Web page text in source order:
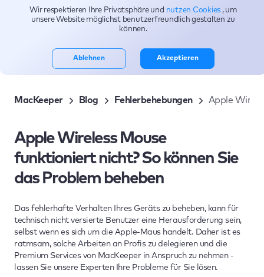
Themen
MacKeeper Blog Fehlerbehebungen Apple
Apple Wireless Mouse
funktioniert nicht? So können Sie
das Problem beheben
Das fehlerhafte Verhalten Ihres Geräts zu beheben, kann für
technisch nicht versierte Benutzer eine Herausforderung sein,
selbst wenn es sich um die Apple-Maus handelt. Daher ist es
ratmsam, solche Arbeiten an Profis zu delegieren und die
Premium Services von MacKeeper in Anspruch zu nehmen -
lassen Sie unsere Experten Ihre Probleme für Sie lösen.
Wir respektieren Ihre Privatsphäre und nutzen Cookies , um
unsere Website möglichst benutzerfreundlich gestalten zu
können.
Ablehnen Akzeptieren